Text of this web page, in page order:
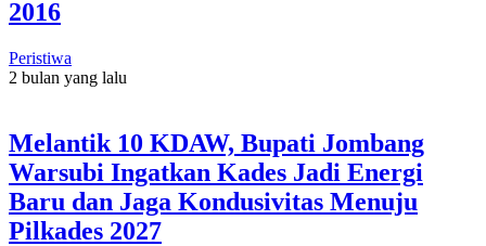
2016
Peristiwa
2 bulan yang lalu
Melantik 10 KDAW, Bupati Jombang
Warsubi Ingatkan Kades Jadi Energi
Baru dan Jaga Kondusivitas Menuju
Pilkades 2027